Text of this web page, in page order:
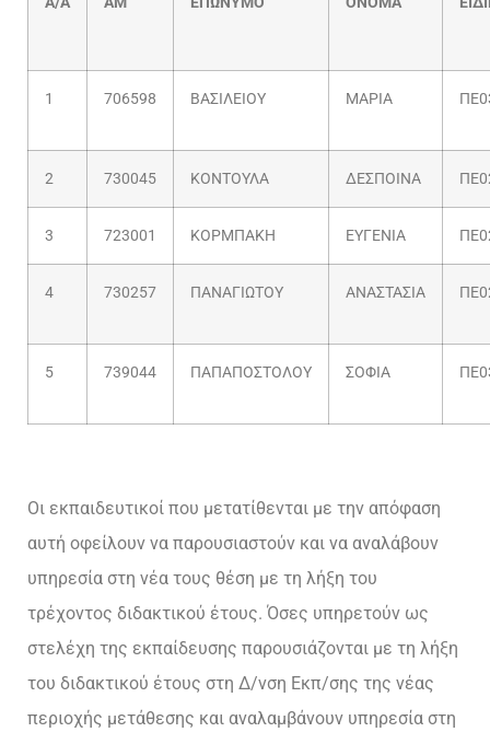
1 706598 ΒΑΣΙΛΕΙΟΥ ΜΑΡΙΑ
2 730045 ΚΟΝΤΟΥΛΑ ΔΕΣΠΟΙΝΑ
3 723001 ΚΟΡΜΠΑΚΗ ΕΥΓΕΝΙΑ
4 730257 ΠΑΝΑΓΙΩΤΟΥ ΑΝΑΣΤΑΣΙΑ
5 739044 ΠΑΠΑΠΟΣΤΟΛΟΥ ΣΟΦΙΑ
Οι εκπαιδευτικοί που μετατίθενται με την απόφαση
αυτή οφείλουν να παρουσιαστούν και να αναλάβουν
υπηρεσία στη νέα τους θέση με τη λήξη του
τρέχοντος διδακτικού έτους. Όσες υπηρετούν ως
στελέχη της εκπαίδευσης παρουσιάζονται με τη λήξη
του διδακτικού έτους στη Δ/νση Εκπ/σης της νέας
περιοχής μετάθεσης και αναλαμβάνουν υπηρεσία στη